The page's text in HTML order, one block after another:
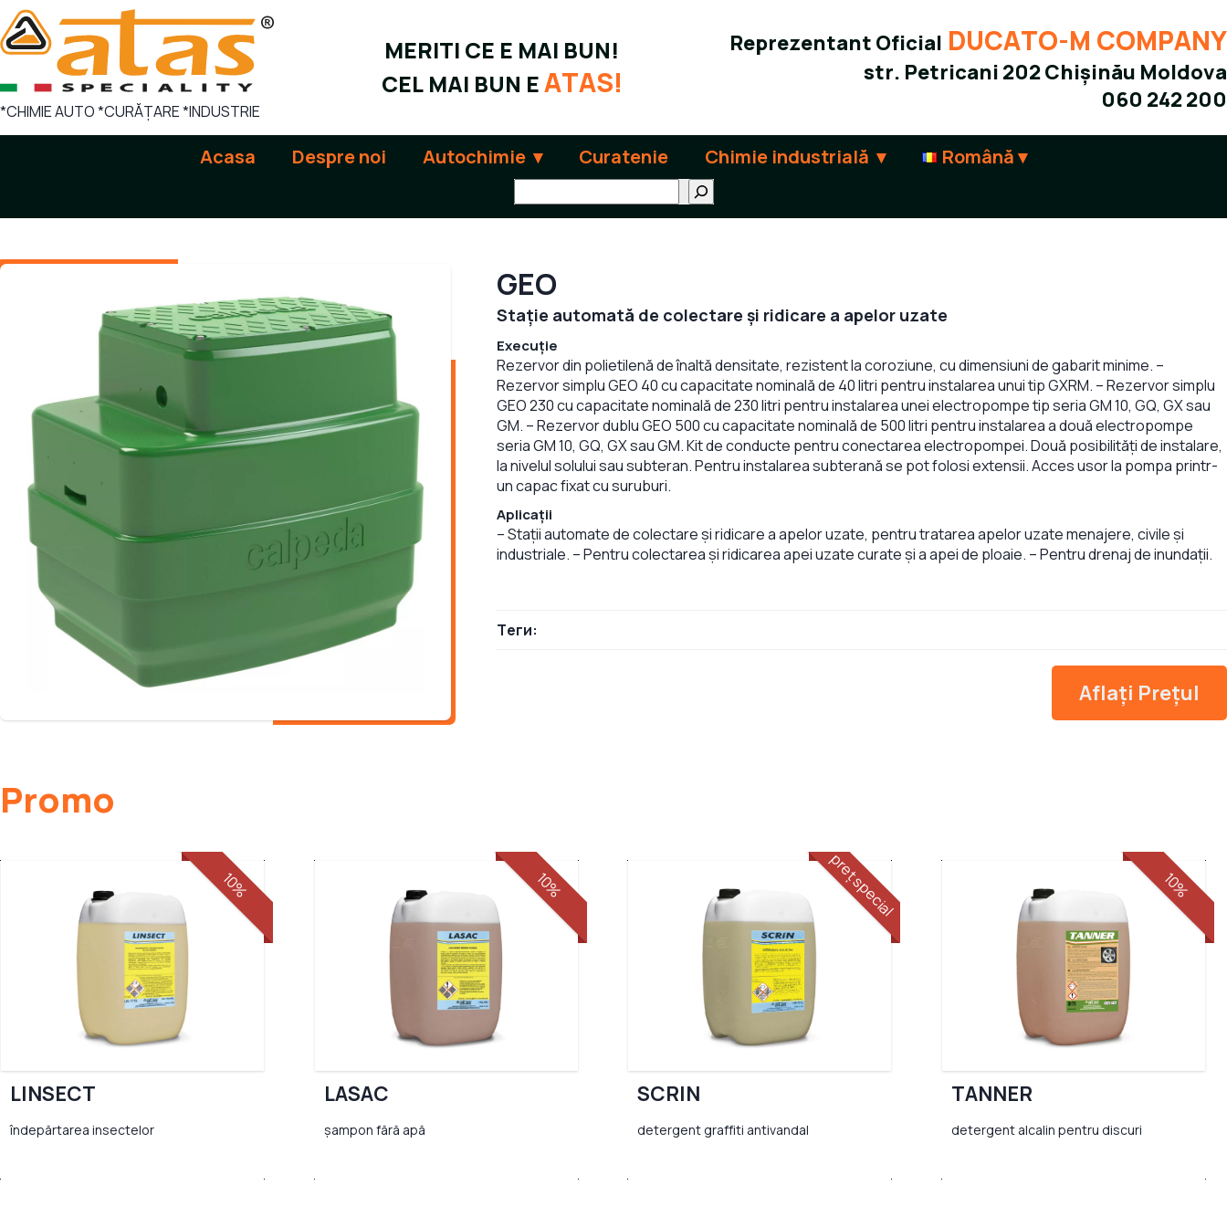
Sari
la
conținut
*CHIMIE AUTO *CURĂȚARE *INDUSTRIE
MERITI CE E MAI BUN!
CEL MAI BUN EATAS!
Reprezentant Oficial DUCATO-M COMPANY
str. Petricani 202 Chișinău Moldova
060 242 200
Acasa Despre noi Autochimie Curatenie Chimie industrială Română
GEO
Stație automată de colectare și ridicare a apelor uzate
Execuție
Rezervor din polietilenă de înaltă densitate, rezistent la coroziune, cu dimensiuni de gabarit minime. –
Rezervor simplu GEO 40 cu capacitate nominală de 40 litri pentru instalarea unui tip GXRM. – Rezervor simplu
GEO 230 cu capacitate nominală de 230 litri pentru instalarea unei electropompe tip seria GM 10, GQ, GX sau
GM. – Rezervor dublu GEO 500 cu capacitate nominală de 500 litri pentru instalarea a două electropompe
seria GM 10, GQ, GX sau GM. Kit de conducte pentru conectarea electropompei. Două posibilități de instalare,
la nivelul solului sau subteran. Pentru instalarea subterană se pot folosi extensii. Acces usor la pompa printr-
un capac fixat cu suruburi.
Aplicații
– Stații automate de colectare și ridicare a apelor uzate, pentru tratarea apelor uzate menajere, civile și
industriale. – Pentru colectarea și ridicarea apei uzate curate și a apei de ploaie. – Pentru drenaj de inundații.
Теги:
Aflați Prețul
Promo
10%
LINSECT
îndepărtarea insectelor
10%
LASAC
șampon fără apă
preț special
SCRIN
detergent graffiti antivandal
10%
TANNER
detergent alcalin pentru discuri